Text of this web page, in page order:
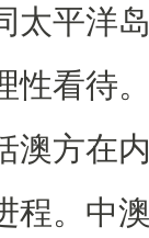
太平洋
性看待
澳方在
程。中